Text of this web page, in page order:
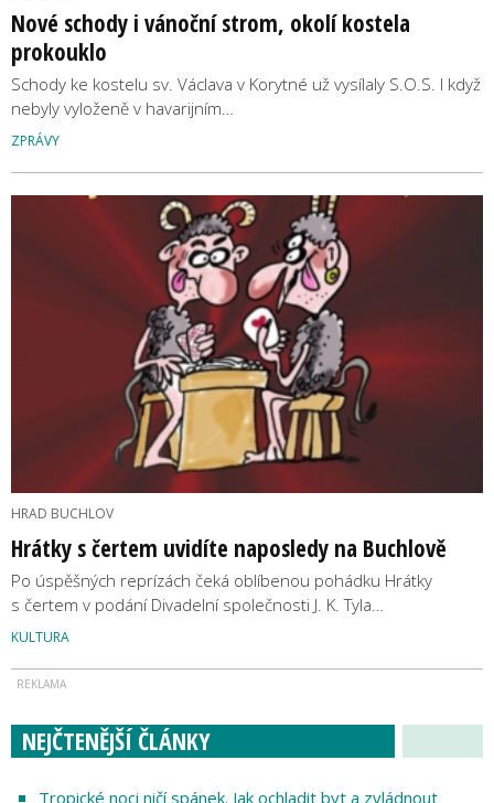
Nové schody i vánoční strom, okolí kostela
prokouklo
Schody ke kostelu sv. Václava v Korytné už vysílaly S.O.S. I když
nebyly vyloženě v havarijním…
ZPRÁVY
HRAD BUCHLOV
Hrátky s čertem uvidíte naposledy na Buchlově
Po úspěšných reprízách čeká oblíbenou pohádku Hrátky
s čertem v podání Divadelní společnosti J. K. Tyla…
KULTURA
NEJČTENĚJŠÍ ČLÁNKY
Tropické noci ničí spánek. Jak ochladit byt a zvládnout